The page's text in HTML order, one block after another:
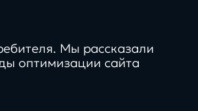
Мы рассказали
оптимизации сайта